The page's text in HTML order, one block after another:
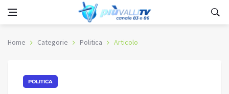
Home Categorie Politica Articolo
POLITICA